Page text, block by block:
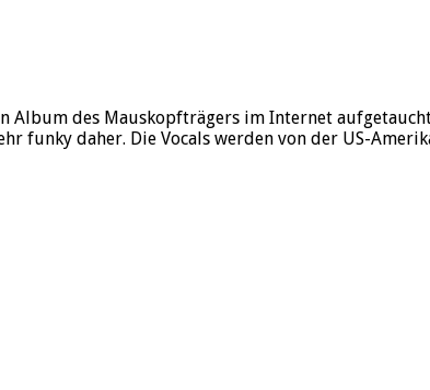
Album des Mauskopfträgers im Internet
funky daher. Die Vocals werden von der US-